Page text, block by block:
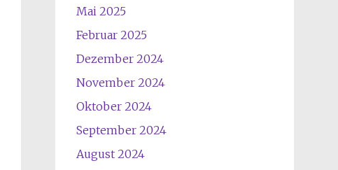
Mai 2025
Februar 2025
Dezember 2024
November 2024
Oktober 2024
September 2024
August 2024